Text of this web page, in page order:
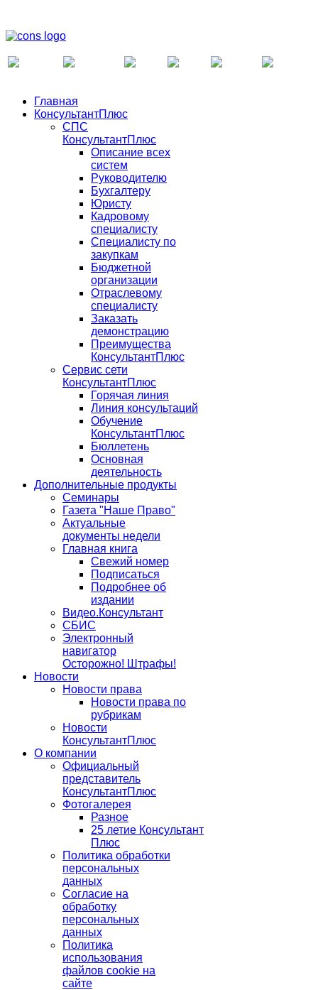
Главная
КонсультантПлюс
СПС
КонсультантПлюс
Описание всех
систем
Руководителю
Бухгалтеру
Юристу
Кадровому
специалисту
Специалисту по
закупкам
Бюджетной
организации
Отраслевому
специалисту
Заказать
демонстрацию
Преимущества
КонсультантПлюс
Сервис сети
КонсультантПлюс
Горячая линия
Линия консультаций
Обучение
КонсультантПлюс
Бюллетень
Основная
деятельность
Дополнительные продукты
Семинары
Газета "Наше Право"
Актуальные
документы недели
Главная книга
Свежий номер
Подписаться
Подробнее об
издании
Видео.Консультант
СБИС
Электронный
навигатор
Осторожно! Штрафы!
Новости
Новости права
Новости права по
рубрикам
Новости
КонсультантПлюс
О компании
Официальный
представитель
КонсультантПлюс
Фотогалерея
Разное
25 летие Консультант
Плюс
Политика обработки
персональных
данных
Согласие на
обработку
персональных
данных
Политика
использования
файлов cookie на
сайте